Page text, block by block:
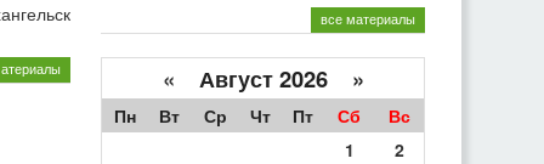
все материалы
« Август 2026 »
Пн Вт Ср Чт Пт Сб
Вс
1
2